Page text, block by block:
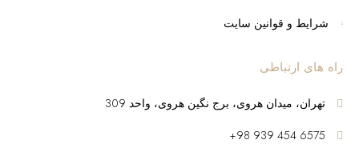
شرایط و قوانین سایت
راه های ارتباطی
تهران، میدان هروی، برج نگین هروی، واحد 309
6575 454 939 98+